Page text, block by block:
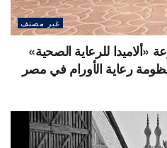
غير مصنف
«ألاميدا للرعاية الصحية»
رعاية الأورام في مصر